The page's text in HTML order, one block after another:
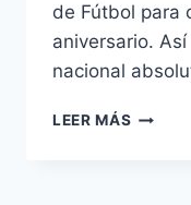
de Fútbol para
aniversario.
nacional
LEER MÁS